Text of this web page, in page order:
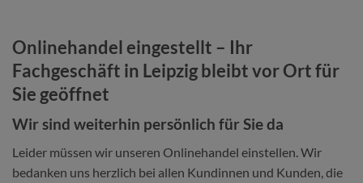
Onlinehandel eingestellt – Ihr
Fachgeschäft in Leipzig bleibt vor Ort für
Sie geöffnet
Wir sind weiterhin persönlich für Sie da
Leider müssen wir unseren Onlinehandel einstellen. Wir
bedanken uns herzlich bei allen Kundinnen und Kunden, die